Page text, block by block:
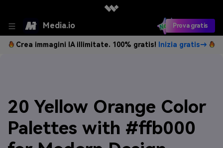
Media.io Prova gratis
Crea immagini IA illimitate. 100% gratis! Inizia gratis→
20 Yellow Orange Color
Palettes with #ffb000